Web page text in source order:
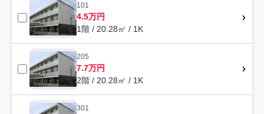
101
4.5万円
1階 / 20.28㎡ / 1K
205
7.7万円
2階 / 20.28㎡ / 1K
301